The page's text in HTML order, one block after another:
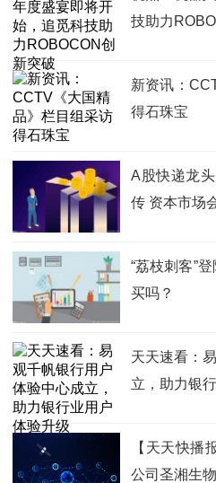
技助力
新资讯：
得石珠宝
A股快递龙
传 资本市场
“荔枝刺客”
买吗？
天天速看：
立，助力银
【天天快播
公司圣湘生